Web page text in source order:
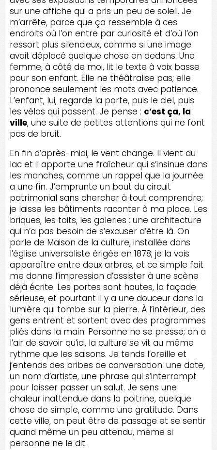
sur une affiche qui a pris un peu de soleil. Je
m’arrête, parce que ça ressemble à ces
endroits où l’on entre par curiosité et d’où l’on
ressort plus silencieux, comme si une image
avait déplacé quelque chose en dedans. Une
femme, à côté de moi, lit le texte à voix basse
pour son enfant. Elle ne théâtralise pas; elle
prononce seulement les mots avec patience.
L’enfant, lui, regarde la porte, puis le ciel, puis
les vélos qui passent. Je pense : c’est ça, la
ville, une suite de petites attentions qui ne font
pas de bruit.
En fin d’après-midi, le vent change. Il vient du
lac et il apporte une fraîcheur qui s’insinue dans
les manches, comme un rappel que la journée
a une fin. J’emprunte un bout du circuit
patrimonial sans chercher à tout comprendre;
je laisse les bâtiments raconter à ma place. Les
briques, les toits, les galeries : une architecture
qui n’a pas besoin de s’excuser d’être là. On
parle de Maison de la culture, installée dans
l’église universaliste érigée en 1878; je la vois
apparaître entre deux arbres, et ce simple fait
me donne l’impression d’assister à une scène
déjà écrite. Les portes sont hautes, la façade
sérieuse, et pourtant il y a une douceur dans la
lumière qui tombe sur la pierre. À l’intérieur, des
gens entrent et sortent avec des programmes
pliés dans la main. Personne ne se presse; on a
l’air de savoir qu’ici, la culture se vit au même
rythme que les saisons. Je tends l’oreille et
j’entends des bribes de conversation: une date,
un nom d’artiste, une phrase qui s’interrompt
pour laisser passer un salut. Je sens une
chaleur inattendue dans la poitrine, quelque
chose de simple, comme une gratitude. Dans
cette ville, on peut être de passage et se sentir
quand même un peu attendu, même si
personne ne le dit.